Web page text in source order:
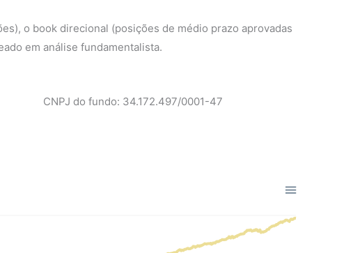
o book direcional (posições de médio prazo aprovadas
em análise fundamentalista.
CNPJ do fundo: 34.172.497/0001-47